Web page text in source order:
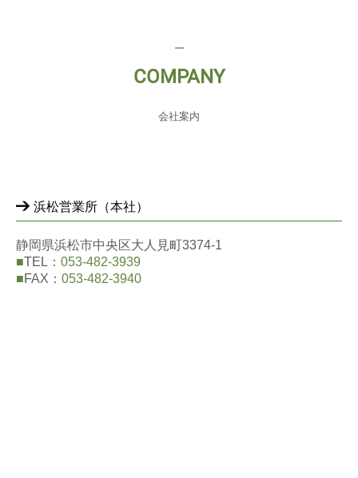
ー
COMPANY
会社案内
浜松営業所（本社）
静岡県浜松市中央区大人見町3374-1
■TEL： 053-482-3939
■FAX： 053-482-3940